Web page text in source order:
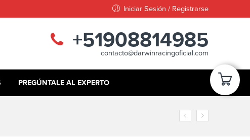
Iniciar Sesión / Registrarse
+51908814985
contacto@darwinracingoficial.com
PREGÚNTALE AL EXPERTO